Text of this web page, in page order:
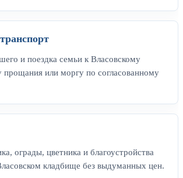
и поездка семьи к Власовскому
прощания или моргу по согласованному
ограды, цветника и благоустройства
кладбище без выдуманных цен.